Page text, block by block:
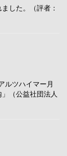
した。（評者：
ルツハイマー月
（公益社団法人